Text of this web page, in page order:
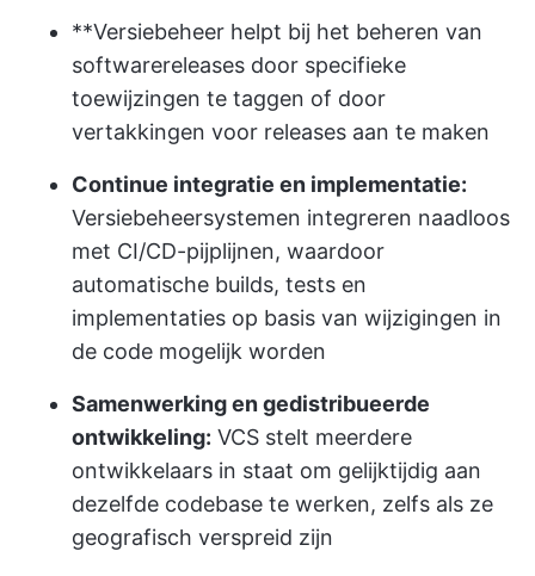
**Versiebeheer helpt bij het beheren van
softwarereleases door specifieke
toewijzingen te taggen of door
vertakkingen voor releases aan te maken
Continue integratie en implementatie:
Versiebeheersystemen integreren naadloos
met CI/CD-pijplijnen, waardoor
automatische builds, tests en
implementaties op basis van wijzigingen in
de code mogelijk worden
Samenwerking en gedistribueerde
ontwikkeling: VCS stelt meerdere
ontwikkelaars in staat om gelijktijdig aan
dezelfde codebase te werken, zelfs als ze
geografisch verspreid zijn